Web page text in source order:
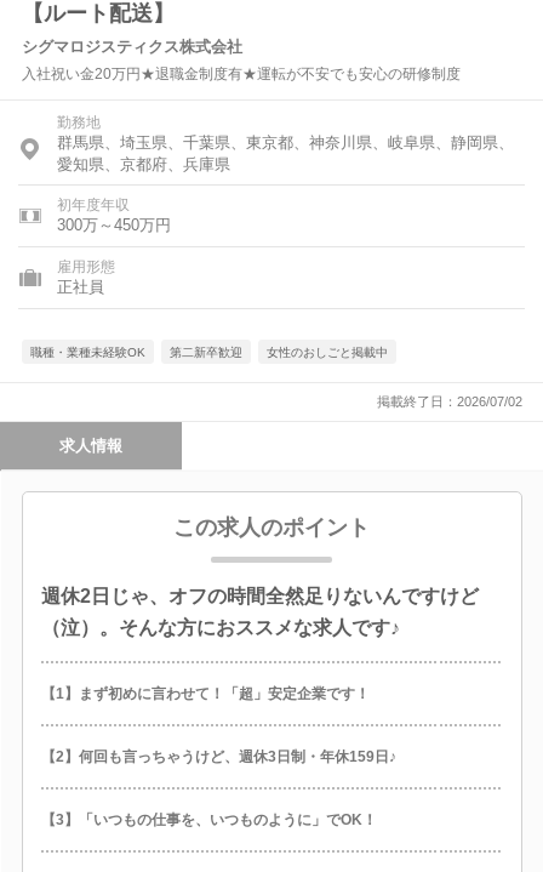
【ルート配送】
シグマロジスティクス株式会社
入社祝い金20万円★退職金制度有★運転が不安でも安心の研修制度
勤務地
群馬県、埼玉県、千葉県、東京都、神奈川県、岐阜県、静岡県、
愛知県、京都府、兵庫県
初年度年収
300万～450万円
雇用形態
正社員
職種・業種未経験OK 第二新卒歓迎 女性のおしごと掲載中
掲載終了日：2026/07/02
求人情報
この求人のポイント
週休2日じゃ、オフの時間全然足りないんですけど
（泣）。そんな方におススメな求人です♪
【1】まず初めに言わせて！「超」安定企業です！
【2】何回も言っちゃうけど、週休3日制・年休159日♪
【3】「いつもの仕事を、いつものように」でOK！